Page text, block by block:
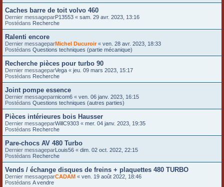
Caches barre de toit volvo 460
Dernier messageparP13553 « sam. 29 avr. 2023, 13:16
Postédans Recherche
Ralenti encore
Dernier messageparMichel Ducuroir« ven. 28 avr. 2023, 18:33
Postédans Questions techniques (partie mécanique)
Recherche pièces pour turbo 90
Dernier messageparVega « jeu. 09 mars 2023, 15:17
Postédans Recherche
Joint pompe essence
Dernier messageparnicom6 « ven. 06 janv. 2023, 16:15
Postédans Questions techniques (autres parties)
Pièces intérieures bois Hausser
Dernier messageparWillC9303 « mer. 04 janv. 2023, 19:35
Postédans Recherche
Pare-chocs AV 480 Turbo
Dernier messageparLouis56 « dim. 02 oct. 2022, 22:15
Postédans Recherche
Vends / échange disques de freins + plaquettes 480 TURBO
Dernier messageparCADAM « ven. 19 août 2022, 18:46
Postédans A vendre